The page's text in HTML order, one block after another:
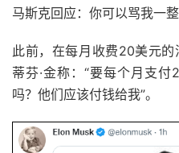
马斯克回应：你可以骂我一
此前，在每月收费20美元
蒂芬·金称：“要每个月支
吗？他们应该付钱给我”。